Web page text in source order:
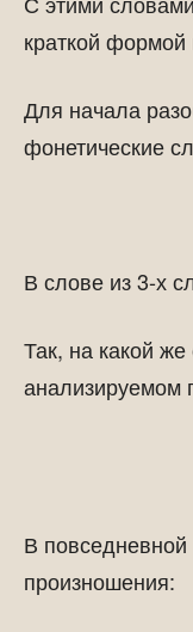
краткой формой
Для начала
фонетические
В слове из 3-х
Так, на какой
анализируемом
В повседневной
произношения: